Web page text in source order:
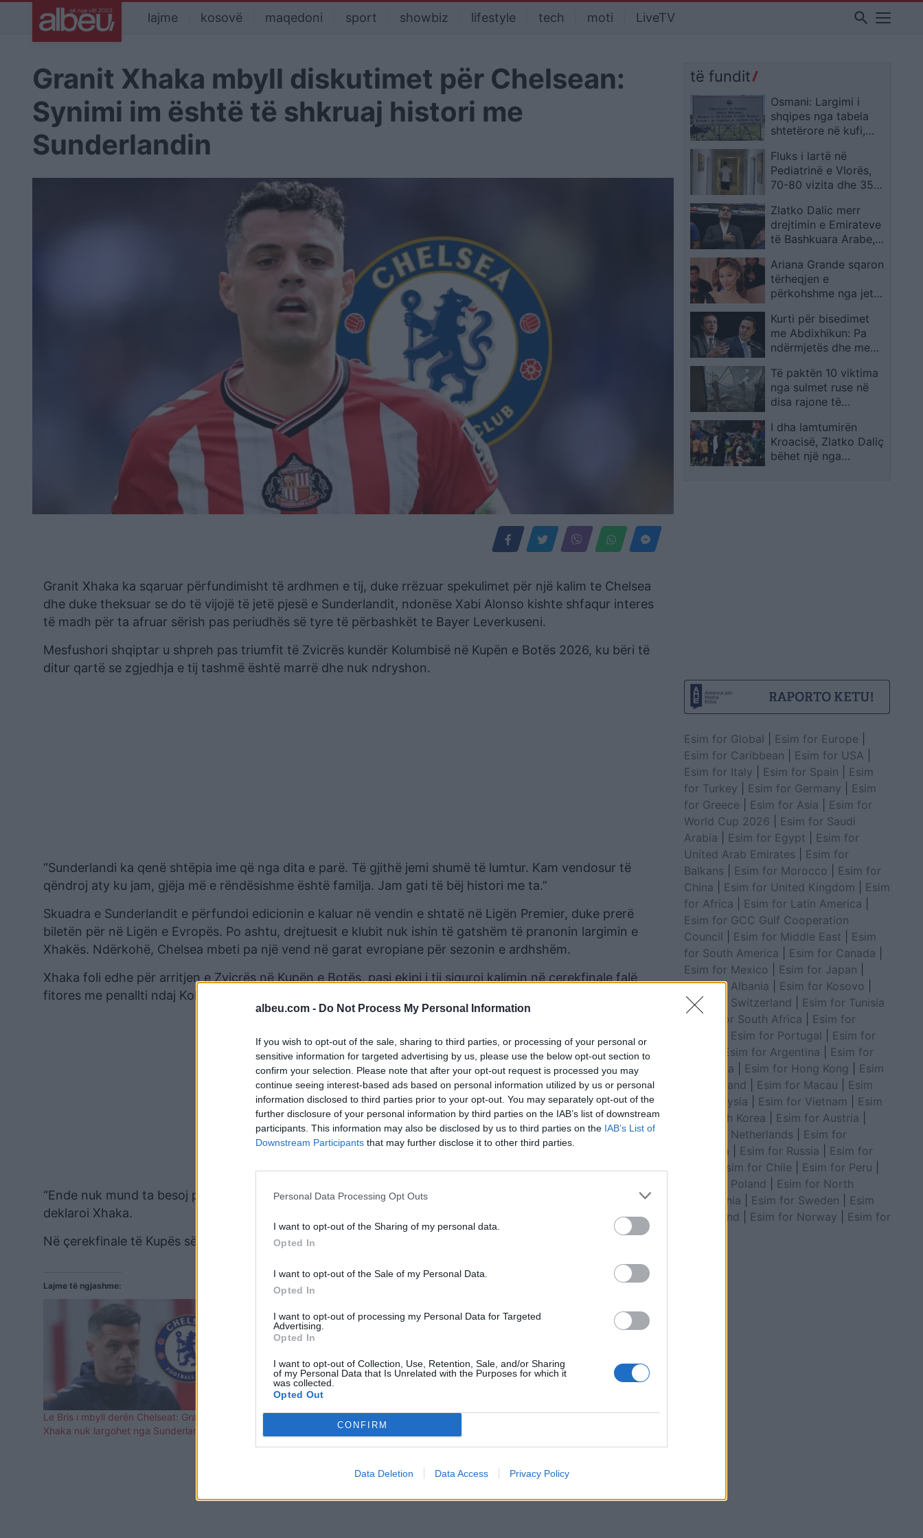
albeu.com - Do Not Process My Personal Information
If you wish to opt-out of the sale, sharing to third parties, or processing of your personal or
sensitive information for targeted advertising by us, please use the below opt-out section to
confirm your selection. Please note that after your opt-out request is processed you may
continue seeing interest-based ads based on personal information utilized by us or personal
information disclosed to third parties prior to your opt-out. You may separately opt-out of the
further disclosure of your personal information by third parties on the IAB’s list of downstream
participants. This information may also be disclosed by us to third parties on the IAB’s List of
Downstream Participants that may further disclose it to other third parties.
Personal Data Processing Opt Outs
I want to opt-out of the Sharing of my personal data.
Opted In
I want to opt-out of the Sale of my Personal Data.
Opted In
I want to opt-out of processing my Personal Data for Targeted
Advertising.
Opted In
I want to opt-out of Collection, Use, Retention, Sale, and/or Sharing
of my Personal Data that Is Unrelated with the Purposes for which it
was collected.
Opted Out
CONFIRM
Data Deletion Data Access Privacy Policy
lajme kosovë maqedoni sport showbiz lifestyle tech moti LiveTV search
Granit Xhaka mbyll diskutimet për Chelsean:
Synimi im është të shkruaj histori me
Sunderlandin
Granit Xhaka ka sqaruar përfundimisht të ardhmen e tij, duke rrëzuar spekulimet për një kalim te Chelsea
dhe duke theksuar se do të vijojë të jetë pjesë e Sunderlandit, ndonëse Xabi Alonso kishte shfaqur interes
të madh për ta afruar sërish pas periudhës së tyre të përbashkët te Bayer Leverkuseni.
Mesfushori shqiptar u shpreh pas triumfit të Zvicrës kundër Kolumbisë në Kupën e Botës 2026, ku bëri të
ditur qartë se zgjedhja e tij tashmë është marrë dhe nuk ndryshon.
“Sunderlandi ka qenë shtëpia ime që nga dita e parë. Të gjithë jemi shumë të lumtur. Kam vendosur të
qëndroj aty ku jam, gjëja më e rëndësishme është familja. Jam gati të bëj histori me ta.”
Skuadra e Sunderlandit e përfundoi edicionin e kaluar në vendin e shtatë në Ligën Premier, duke prerë
biletën për në Ligën e Evropës. Po ashtu, drejtuesit e klubit nuk ishin të gatshëm të pranonin largimin e
Xhakës. Ndërkohë, Chelsea mbeti pa një vend në garat evropiane për sezonin e ardhshëm.
Xhaka foli edhe për arritjen e Zvicrës në Kupën e Botës, pasi ekipi i tij siguroi kalimin në çerekfinale falë
fitores me penallti ndaj Kolumbisë.
“Ende nuk mund ta besoj plotësisht atë që po ndodh… sot është një ditë e veçantë për të gjithë ne”,
deklaroi Xhaka.
Në çerekfinale të Kupës së Botës, Zvicra do të ketë përballë kampionin në fuqi, Argjentinën.
Lajme të ngjashme:
Le Bris i mbyll derën Chelseat: Granit
Xhaka nuk largohet nga Sunderlandi
Granit Xhaka i jep fund zërave për largim,
vendos të qëndrojë te Sunderland
Xabi Alonso thyen heshtjen për Granit
të fundit
Osmani: Largimi i
shqipes nga tabela
shtetërore në kufi,
paramenduar
Fluks i lartë në
Pediatrinë e Vlorës,
70-80 vizita dhe 35
Zlatko Dalic merr
drejtimin e Emirateve
të Bashkuara Arabe,
trajnerëve kroatë
Ariana Grande sqaron
tërheqjen e
përkohshme nga jeta
prej kohësh
Kurti për bisedimet
me Abdixhikun: Pa
ndërmjetës dhe me
evituar zgjedhjet e
reja
Të paktën 10 viktima
nga sulmet ruse në
disa rajone të
I dha lamtumirën
Kroacisë, Zlatko Daliç
bëhet një nga
Esim for Global Esim for Europe
Esim for Caribbean
Esim for USA
Esim for Italy
Esim for Spain
Esim
for Turkey
Esim for Germany
Esim
for Greece
Esim for Asia
Esim for
World Cup 2026
Esim for Saudi
Arabia
Esim for Egypt
Esim for
United Arab Emirates
Esim for
Balkans
Esim for Morocco
Esim for
China
Esim for United Kingdom
Esim
for Africa
Esim for Latin America
Esim for GCC Gulf Cooperation
Council
Esim for Middle East
Esim
for South America
Esim for Canada
Esim for Mexico
Esim for Japan
Esim for Albania
Esim for Kosovo
Esim for Switzerland
Esim for Tunisia
Esim for South Africa
Esim for
Esim for Portugal
Esim for
Esim for Argentina
Esim for
Colombia
Esim for Hong Kong
Esim
for Thailand
Esim for Macau
Esim
for Malaysia
Esim for Vietnam
Esim
for South Korea
Esim for Austria
Esim for Netherlands
Esim for
Australia
Esim for Russia
Esim for
Esim for Chile Esim for Peru
Esim for Poland
Esim for North
Macedonia
Esim for Sweden
Esim
for Finland
Esim for Norway
Esim for